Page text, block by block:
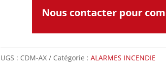
Nous contacter pour
UGS : CDM-AX Catégorie : ALARMES INCENDIE